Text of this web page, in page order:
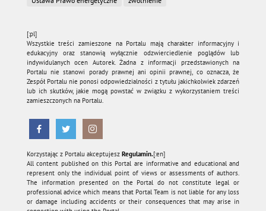
[:pl]
Wszystkie treści zamieszone na Portalu mają charakter informacyjny i
edukacyjny oraz stanowią wyłącznie odzwierciedlenie poglądów lub
indywidulanych ocen Autorek. Żadna z informacji przedstawionych na
Portalu nie stanowi porady prawnej ani opinii prawnej, co oznacza, że
Zespół Portalu nie ponosi odpowiedzialności z tytułu jakichkolwiek zdarzeń
lub ich skutków, jakie mogą powstać w związku z wykorzystaniem treści
zamieszczonych na Portalu.
Korzystając z Portalu akceptujesz Regulamin.[:en]
All content published on this Portal are informative and educational and
represent only the individual point of views or assessments of authors.
The information presented on the Portal do not constitute legal or
professional advice which means that Portal Team is not liable for any loss
or damage including accidents or their consequences that may arise in